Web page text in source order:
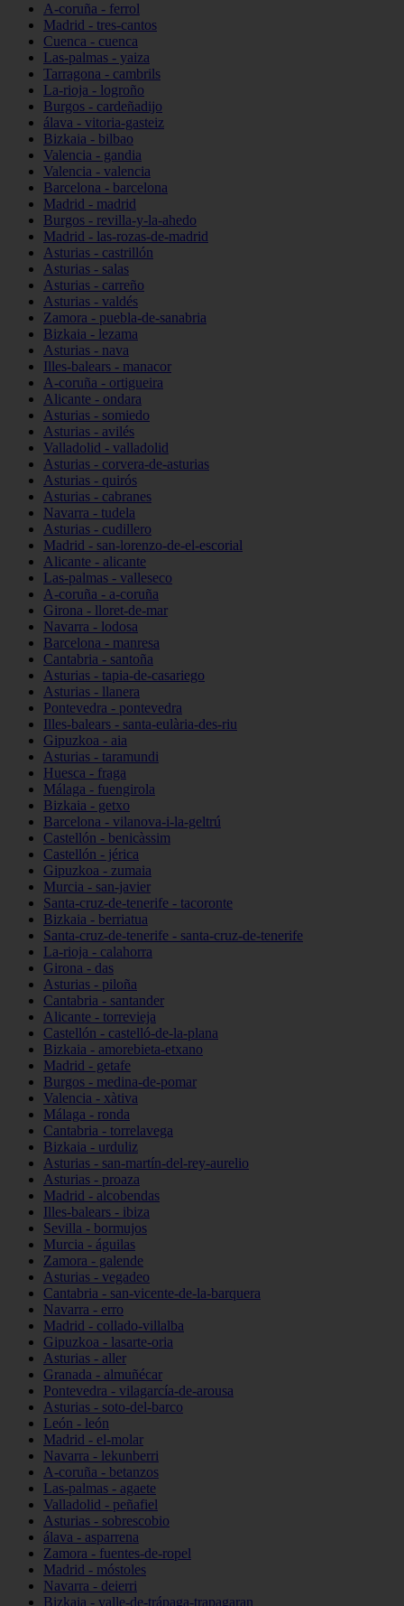
A-coruña - ferrol
Madrid - tres-cantos
Cuenca - cuenca
Las-palmas - yaiza
Tarragona - cambrils
La-rioja - logroño
Burgos - cardeñadijo
álava - vitoria-gasteiz
Bizkaia - bilbao
Valencia - gandia
Valencia - valencia
Barcelona - barcelona
Madrid - madrid
Burgos - revilla-y-la-ahedo
Madrid - las-rozas-de-madrid
Asturias - castrillón
Asturias - salas
Asturias - carreño
Asturias - valdés
Zamora - puebla-de-sanabria
Bizkaia - lezama
Asturias - nava
Illes-balears - manacor
A-coruña - ortigueira
Alicante - ondara
Asturias - somiedo
Asturias - avilés
Valladolid - valladolid
Asturias - corvera-de-asturias
Asturias - quirós
Asturias - cabranes
Navarra - tudela
Asturias - cudillero
Madrid - san-lorenzo-de-el-escorial
Alicante - alicante
Las-palmas - valleseco
A-coruña - a-coruña
Girona - lloret-de-mar
Navarra - lodosa
Barcelona - manresa
Cantabria - santoña
Asturias - tapia-de-casariego
Asturias - llanera
Pontevedra - pontevedra
Illes-balears - santa-eulària-des-riu
Gipuzkoa - aia
Asturias - taramundi
Huesca - fraga
Málaga - fuengirola
Bizkaia - getxo
Barcelona - vilanova-i-la-geltrú
Castellón - benicàssim
Castellón - jérica
Gipuzkoa - zumaia
Murcia - san-javier
Santa-cruz-de-tenerife - tacoronte
Bizkaia - berriatua
Santa-cruz-de-tenerife - santa-cruz-de-tenerife
La-rioja - calahorra
Girona - das
Asturias - piloña
Cantabria - santander
Alicante - torrevieja
Castellón - castelló-de-la-plana
Bizkaia - amorebieta-etxano
Madrid - getafe
Burgos - medina-de-pomar
Valencia - xàtiva
Málaga - ronda
Cantabria - torrelavega
Bizkaia - urduliz
Asturias - san-martín-del-rey-aurelio
Asturias - proaza
Madrid - alcobendas
Illes-balears - ibiza
Sevilla - bormujos
Murcia - águilas
Zamora - galende
Asturias - vegadeo
Cantabria - san-vicente-de-la-barquera
Navarra - erro
Madrid - collado-villalba
Gipuzkoa - lasarte-oria
Asturias - aller
Granada - almuñécar
Pontevedra - vilagarcía-de-arousa
Asturias - soto-del-barco
León - león
Madrid - el-molar
Navarra - lekunberri
A-coruña - betanzos
Las-palmas - agaete
Valladolid - peñafiel
Asturias - sobrescobio
álava - asparrena
Zamora - fuentes-de-ropel
Madrid - móstoles
Navarra - deierri
Bizkaia - valle-de-trápaga-trapagaran